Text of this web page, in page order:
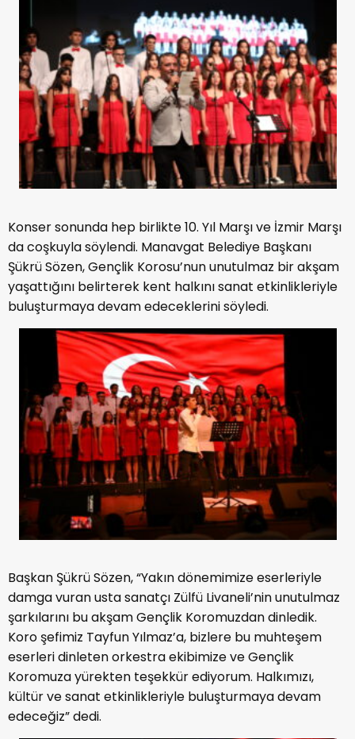
Konser sonunda hep birlikte 10. Yıl Marşı ve İzmir Marşı
da coşkuyla söylendi. Manavgat Belediye Başkanı
Şükrü Sözen, Gençlik Korosu’nun unutulmaz bir akşam
yaşattığını belirterek kent halkını sanat etkinlikleriyle
buluşturmaya devam edeceklerini söyledi.
Başkan Şükrü Sözen, “Yakın dönemimize eserleriyle
damga vuran usta sanatçı Zülfü Livaneli’nin unutulmaz
şarkılarını bu akşam Gençlik Koromuzdan dinledik.
Koro şefimiz Tayfun Yılmaz’a, bizlere bu muhteşem
eserleri dinleten orkestra ekibimize ve Gençlik
Koromuza yürekten teşekkür ediyorum. Halkımızı,
kültür ve sanat etkinlikleriyle buluşturmaya devam
edeceğiz” dedi.